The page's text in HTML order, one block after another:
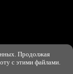
Продолжая
с этими файлами.